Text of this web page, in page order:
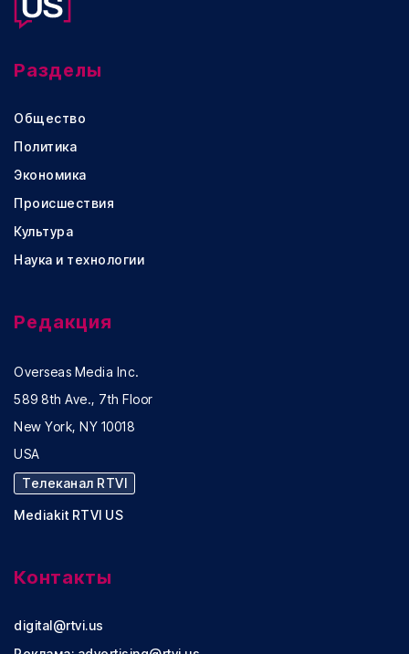
Разделы
Общество
Политика
Экономика
Происшествия
Культура
Наука и технологии
Редакция
Overseas Media Inc.
589 8th Ave., 7th Floor
New York, NY 10018
USA
Телеканал RTVI
Mediakit RTVI US
Контакты
digital@rtvi.us